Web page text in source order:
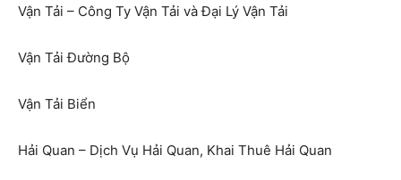
Vận Tải – Công Ty Vận Tải và Đại Lý Vận Tải
Vận Tải Đường Bộ
Vận Tải Biển
Hải Quan – Dịch Vụ Hải Quan, Khai Thuê Hải Quan